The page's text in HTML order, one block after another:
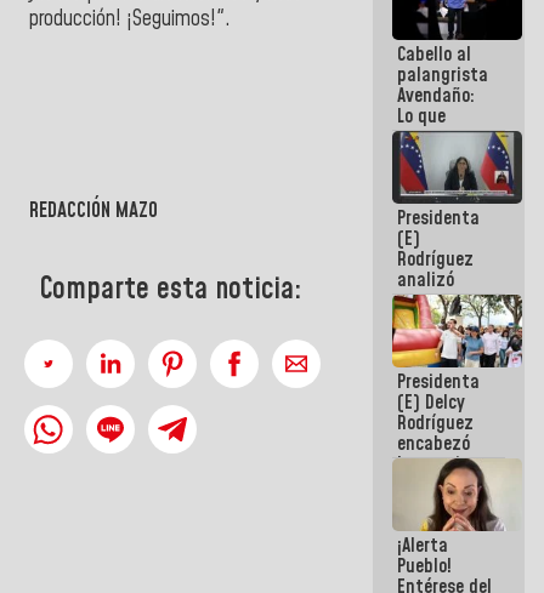
producción! ¡Seguimos!".
REDACCIÓN MAZO
Comparte esta noticia:
marco de la
Constitución
de la
República
Cabello al
palangrista
Avendaño:
Lo que
vayas a
escribir
hazlo hoy
por que no
sabemos si
la semana
que viene
hay
programa
Presidenta
(E)
Rodríguez
analizó
junto a
gobernadores
planes de
recuperación
del Sistema
Eléctrico
Nacional
Presidenta
(E) Delcy
Rodríguez
encabezó
lanzamiento
del Plan
Nacional de
Recreación
Vacacional
¡Alerta
Pueblo!
Entérese del